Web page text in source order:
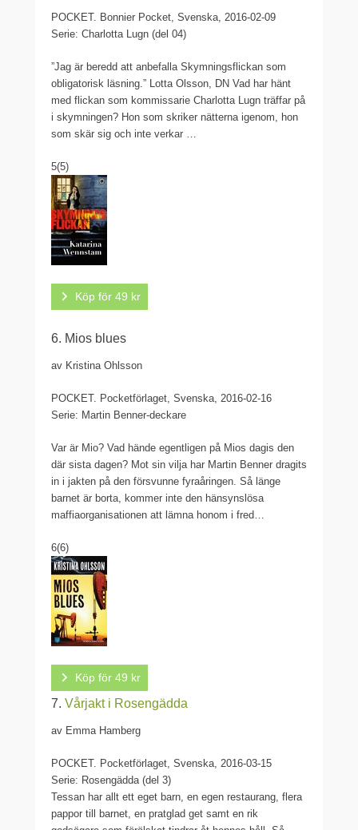
POCKET. Bonnier Pocket, Svenska, 2016-02-09
Serie: Charlotta Lugn (del 04)
”Jag är beredd att anbefalla Skymningsflickan som
obligatorisk läsning.” Lotta Olsson, DN Vad har hänt
med flickan som kommissarie Charlotta Lugn träffar på
i skymningen? Hon som skriker nätterna igenom, hon
som skär sig och inte verkar …
5(5)
Köp för 49 kr
6. Mios blues
av Kristina Ohlsson
POCKET. Pocketförlaget, Svenska, 2016-02-16
Serie: Martin Benner-deckare
Var är Mio? Vad hände egentligen på Mios dagis den
där sista dagen? Mot sin vilja har Martin Benner dragits
in i jakten på den försvunne fyraåringen. Så länge
barnet är borta, kommer inte den hänsynslösa
maffiaorganisationen att lämna honom i fred…
6(6)
Köp för 49 kr
7. Vårjakt i Rosengädda
av Emma Hamberg
POCKET. Pocketförlaget, Svenska, 2016-03-15
Serie: Rosengädda (del 3)
Tessan har allt ett eget barn, en egen restaurang, flera
pappor till barnet, en pratglad get samt en rik